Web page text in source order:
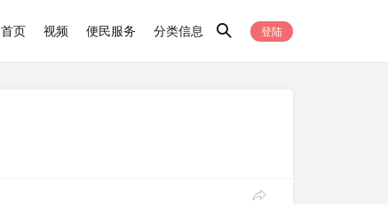
首页 视频 便民服务 分类信息 登陆